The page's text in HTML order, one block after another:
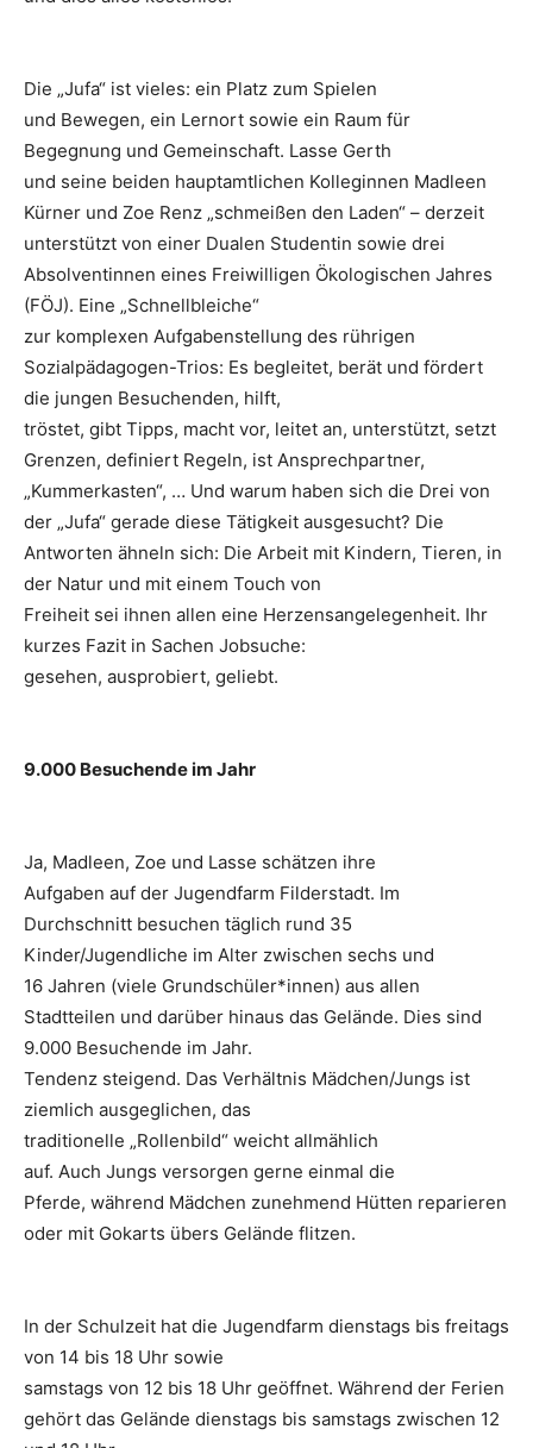
Die „Jufa“ ist vieles: ein Platz zum Spielen
und Bewegen, ein Lernort sowie ein Raum für
Begegnung und Gemeinschaft. Lasse Gerth
und seine beiden hauptamtlichen Kolleginnen Madleen
Kürner und Zoe Renz „schmeißen den Laden“ – derzeit
unterstützt von einer Dualen Studentin sowie drei
Absolventinnen eines Freiwilligen Ökologischen Jahres
(FÖJ). Eine „Schnellbleiche“
zur komplexen Aufgabenstellung des rührigen
Sozialpädagogen-Trios: Es begleitet, berät und fördert
die jungen Besuchenden, hilft,
tröstet, gibt Tipps, macht vor, leitet an, unterstützt, setzt
Grenzen, definiert Regeln, ist Ansprechpartner,
„Kummerkasten“, … Und warum haben sich die Drei von
der „Jufa“ gerade diese Tätigkeit ausgesucht? Die
Antworten ähneln sich: Die Arbeit mit Kindern, Tieren, in
der Natur und mit einem Touch von
Freiheit sei ihnen allen eine Herzensangelegenheit. Ihr
kurzes Fazit in Sachen Jobsuche:
gesehen, ausprobiert, geliebt.
9.000 Besuchende im Jahr
Ja, Madleen, Zoe und Lasse schätzen ihre
Aufgaben auf der Jugendfarm Filderstadt. Im
Durchschnitt besuchen täglich rund 35
Kinder/Jugendliche im Alter zwischen sechs und
16 Jahren (viele Grundschüler*innen) aus allen
Stadtteilen und darüber hinaus das Gelände. Dies sind
9.000 Besuchende im Jahr.
Tendenz steigend. Das Verhältnis Mädchen/Jungs ist
ziemlich ausgeglichen, das
traditionelle „Rollenbild“ weicht allmählich
auf. Auch Jungs versorgen gerne einmal die
Pferde, während Mädchen zunehmend Hütten reparieren
oder mit Gokarts übers Gelände flitzen.
In der Schulzeit hat die Jugendfarm dienstags bis freitags
von 14 bis 18 Uhr sowie
samstags von 12 bis 18 Uhr geöffnet. Während der Ferien
gehört das Gelände dienstags bis samstags zwischen 12